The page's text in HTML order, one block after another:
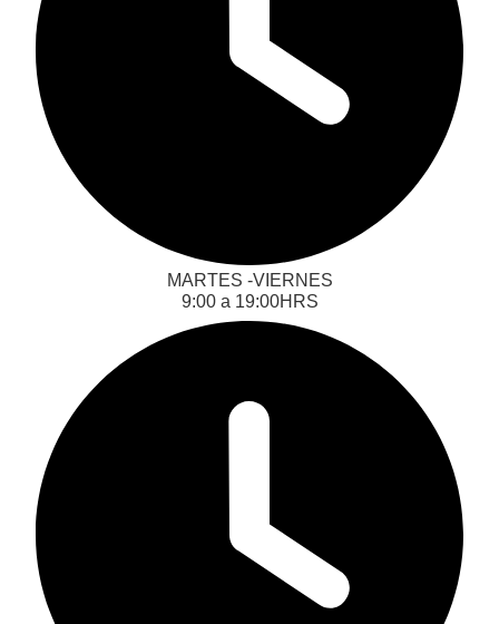
MARTES -VIERNES
‎‎‎9:00 a 19:00HRS